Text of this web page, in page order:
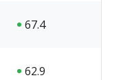
67.4
62.9